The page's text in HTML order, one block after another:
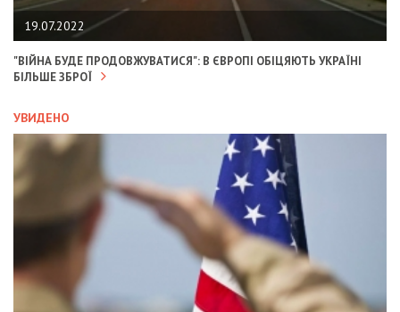
19.07.2022
"ВІЙНА БУДЕ ПРОДОВЖУВАТИСЯ": В ЄВРОПІ ОБІЦЯЮТЬ УКРАЇНІ
БІЛЬШЕ ЗБРОЇ
УВИДЕНО